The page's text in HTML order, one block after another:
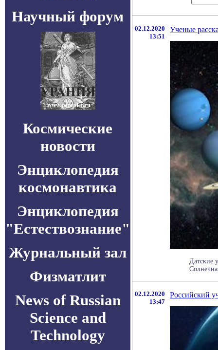
Научный форум
Космические
новости
Энциклопедия
космонавтика
Энциклопедия
"Естествознание"
Журнальный зал
Физматлит
News of Russian
Science and
Technology
02.12.2020
13:51
Ученые
Датские
02.12.2020
13:47
Российский